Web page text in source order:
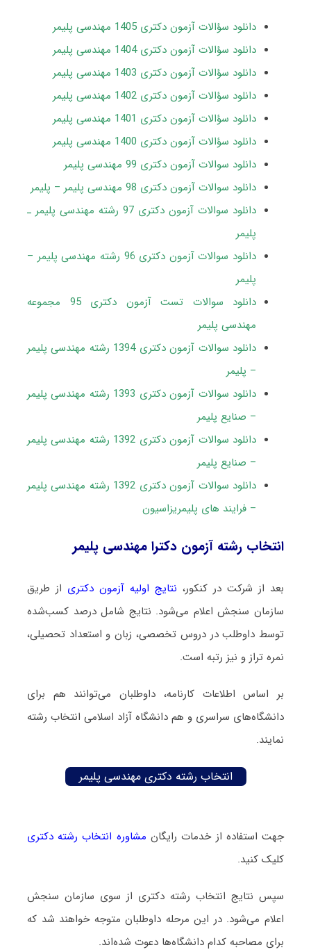
دانلود سؤالات آزمون دکتری 1405 مهندسی پلیمر
دانلود سؤالات آزمون دکتری 1404 مهندسی پلیمر
دانلود سؤالات آزمون دکتری 1403 مهندسی پلیمر
دانلود سؤالات آزمون دکتری 1402 مهندسی پلیمر
دانلود سؤالات آزمون دکتری 1401 مهندسی پلیمر
دانلود سؤالات آزمون دکتری 1400 مهندسی پلیمر
دانلود سوالات آزمون دکتری 99 مهندسی پلیمر
دانلود سوالات آزمون دکتری 98 مهندسی پلیمر – پلیمر
دانلود سوالات آزمون دکتری 97 رشته مهندسی پلیمر ـ
پلیمر
دانلود سوالات آزمون دکتری 96 رشته مهندسی پلیمر –
پلیمر
دانلود سوالات تست آزمون دکتری 95 مجموعه
مهندسی پلیمر
دانلود سوالات آزمون دکتری 1394 رشته مهندسی پلیمر
– پلیمر
دانلود سوالات آزمون دکتری 1393 رشته مهندسی پلیمر
– صنایع پلیمر
دانلود سوالات آزمون دکتری 1392 رشته مهندسی پلیمر
– صنایع پلیمر
دانلود سوالات آزمون دکتری 1392 رشته مهندسی پلیمر
– فرایند های پلیمریزاسیون
انتخاب رشته آزمون دکترا مهندسی پلیمر
بعد از شرکت در کنکور، نتایج اولیه آزمون دکتری از طریق
سازمان سنجش اعلام می‌شود. نتایج شامل درصد کسب‌شده
توسط داوطلب در دروس تخصصی، زبان و استعداد تحصیلی،
نمره تراز و نیز رتبه است.
بر اساس اطلاعات کارنامه، داوطلبان می‌توانند هم برای
دانشگاه‌های سراسری و هم دانشگاه آزاد اسلامی انتخاب رشته
نمایند.
انتخاب رشته دکتری مهندسی پلیمر
جهت استفاده از خدمات رایگان مشاوره انتخاب رشته دکتری
کلیک کنید.
سپس نتایج انتخاب رشته دکتری از سوی سازمان سنجش
اعلام می‌شود. در این مرحله داوطلبان متوجه خواهند شد که
برای مصاحبه کدام دانشگاه‌ها دعوت شده‌اند.